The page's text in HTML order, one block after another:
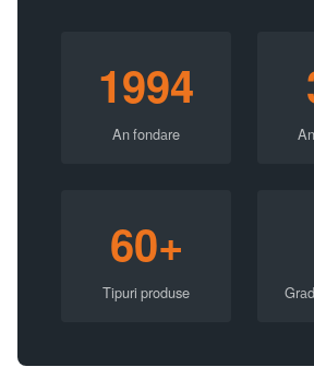
1994
An fondare
60+
Tipuri produse